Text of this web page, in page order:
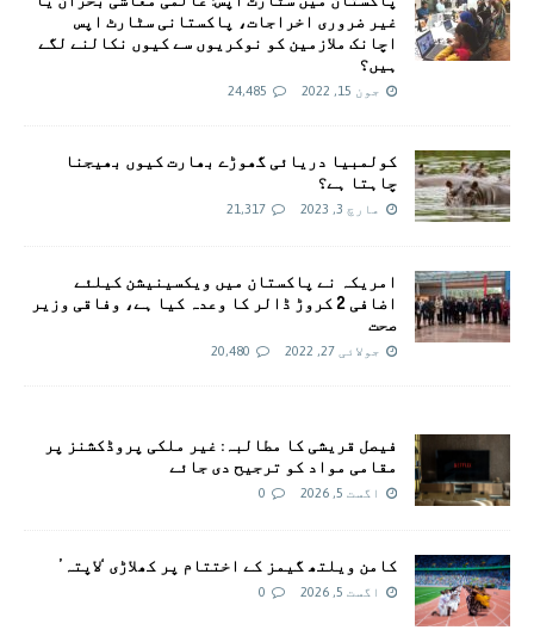
غیر ضروری اخراجات، پاکستانی سٹارٹ اپس
اچانک ملازمین کو نوکریوں سے کیوں نکالنے لگے
ہیں؟
جون 15, 2022 24,485
کولمبیا دریائی گھوڑے بھارت کیوں بھیجنا
چاہتا ہے؟
مارچ 3, 2023 21,317
امريکہ نے پاکستان میں ویکسینیشن کیلئے
اضافی 2 کروڑ ڈالر کا وعدہ کیا ہے، وفاقی وزیر
صحت
جولائی 27, 2022 20,480
فیصل قریشی کا مطالبہ: غیر ملکی پروڈکشنز پر
مقامی مواد کو ترجیح دی جائے
اگست 5, 2026 0
کامن ویلتھ گیمز کے اختتام پر کھلاڑی ‘لاپتہ’
اگست 5, 2026 0